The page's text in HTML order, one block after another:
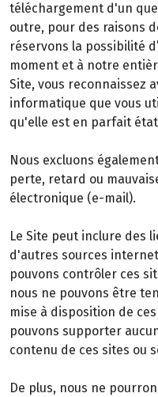
téléchargement d'un
outre, pour des raisons
réservons la possibilité
moment et à notre
Site, vous reconnaissez
informatique que vous
qu'elle est en parfait
Nous excluons
perte, retard ou
électronique (e-mail).
Le Site peut inclure des
d'autres sources
pouvons contrôler ces
nous ne pouvons être
mise à disposition de
pouvons supporter
contenu de ces sites ou
De plus, nous ne